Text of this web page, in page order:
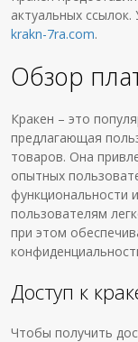
актуальных
krakn-7ra.com.
Обзор
Кракен – это
предлагающая
товаров. Она
опытных
функциональности
пользователям
при этом
Доступ к
Чтобы получить